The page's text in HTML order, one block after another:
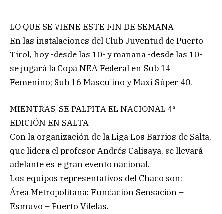
LO QUE SE VIENE ESTE FIN DE SEMANA
En las instalaciones del Club Juventud de Puerto
Tirol, hoy -desde las 10- y mañana -desde las 10-
se jugará la Copa NEA Federal en Sub 14
Femenino; Sub 16 Masculino y Maxi Súper 40.
MIENTRAS, SE PALPITA EL NACIONAL 4ª
EDICIÓN EN SALTA
Con la organización de la Liga Los Barrios de Salta,
que lidera el profesor Andrés Calisaya, se llevará
adelante este gran evento nacional.
Los equipos representativos del Chaco son:
Área Metropolitana: Fundación Sensación –
Esmuvo – Puerto Vilelas.